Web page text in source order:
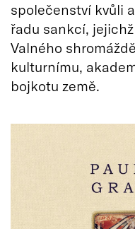
společenství kvůli
řadu sankcí,
Valného
kulturnímu,
bojkotu země.